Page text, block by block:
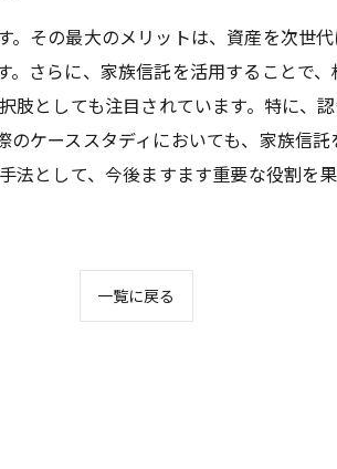
その最大のメリットは、資産を次世
さらに、家族信託を活用することで
肢としても注目されています。特に、
ケーススタディにおいても、家族信
として、今後ますます重要な役割を
一覧に戻る